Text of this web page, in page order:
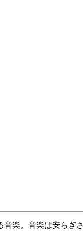
楽。音楽は安ら